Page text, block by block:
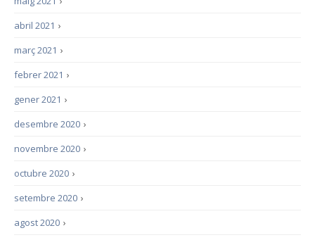
›
abril 2021
›
març 2021
›
febrer 2021
›
gener 2021
›
desembre 2020
›
novembre 2020
›
octubre 2020
›
setembre 2020
›
agost 2020